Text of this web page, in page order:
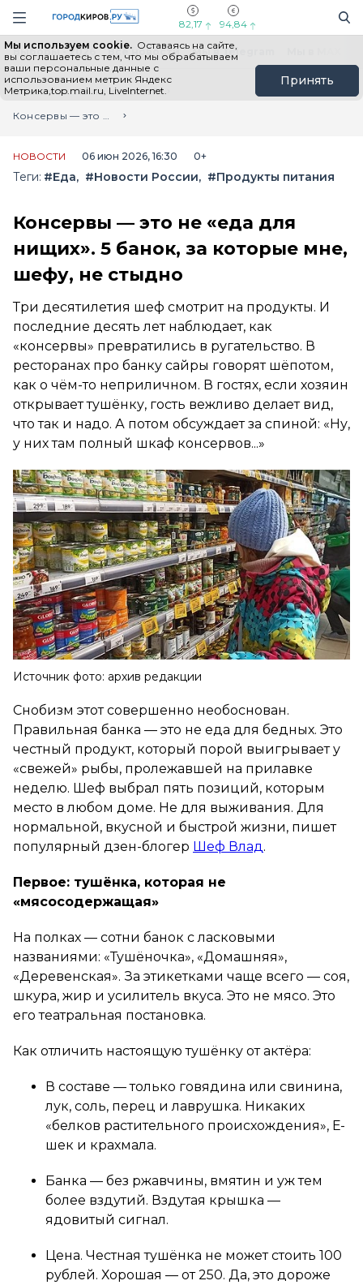
Навигация сайта
82,17 94,84
Мы используем cookie. Оставаясь на сайте,
вы соглашаетесь с тем, что мы обрабатываем
ваши персональные данные с
использованием метрик Яндекс
Метрика,top.mail.ru, LiveInternet.
Принять
Выборы - 2026 Все новости Мы в Telegram
Главная
Лента новостей
Консервы — это не «еда для нищих». 5 банок, за которые мне, шефу, не стыдно
НОВОСТИ 06 июн 2026, 16:30 0+
Теги: #Еда #Новости России #Продукты питания
Консервы — это не «еда для
нищих». 5 банок, за которые мне,
шефу, не стыдно
Три десятилетия шеф смотрит на продукты. И
последние десять лет наблюдает, как
«консервы» превратились в ругательство. В
ресторанах про банку сайры говорят шёпотом,
как о чём-то неприличном. В гостях, если хозяин
открывает тушёнку, гость вежливо делает вид,
что так и надо. А потом обсуждает за спиной: «Ну,
у них там полный шкаф консервов...»
Источник фото: архив редакции
Снобизм этот совершенно необоснован.
Правильная банка — это не еда для бедных. Это
честный продукт, который порой выигрывает у
«свежей» рыбы, пролежавшей на прилавке
неделю. Шеф выбрал пять позиций, которым
место в любом доме. Не для выживания. Для
нормальной, вкусной и быстрой жизни, пишет
популярный дзен-блогер Шеф Влад .
Первое: тушёнка, которая не
«мясосодержащая»
На полках — сотни банок с ласковыми
названиями: «Тушёночка», «Домашняя»,
«Деревенская». За этикетками чаще всего — соя,
шкура, жир и усилитель вкуса. Это не мясо. Это
его театральная постановка.
Как отличить настоящую тушёнку от актёра:
В составе — только говядина или свинина,
лук, соль, перец и лаврушка. Никаких
«белков растительного происхождения», Е-
шек и крахмала.
Банка — без ржавчины, вмятин и уж тем
более вздутий. Вздутая крышка —
ядовитый сигнал.
Цена. Честная тушёнка не может стоить 100
рублей. Хорошая — от 250. Да, это дороже